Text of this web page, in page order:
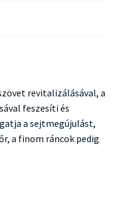
revitalizálásával, a
feszesíti és
a sejtmegújulást,
a finom ráncok pedig